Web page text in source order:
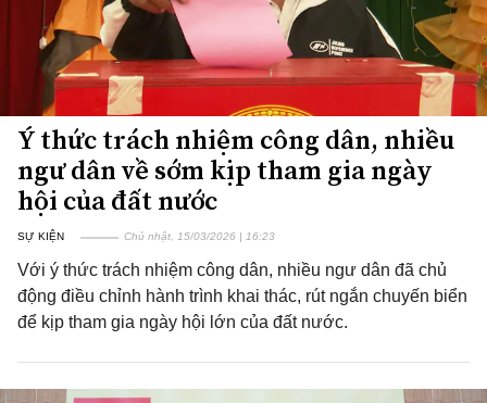
Ý thức trách nhiệm công dân, nhiều
ngư dân về sớm kịp tham gia ngày
hội của đất nước
SỰ KIỆN Chủ nhật, 15/03/2026 | 16:23
Với ý thức trách nhiệm công dân, nhiều ngư dân đã chủ
động điều chỉnh hành trình khai thác, rút ngắn chuyến biển
để kịp tham gia ngày hội lớn của đất nước.